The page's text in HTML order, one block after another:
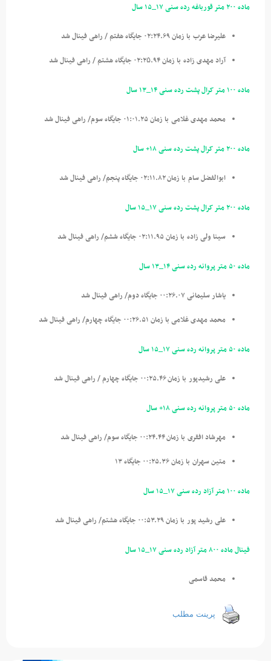
ماده ۲۰۰ متر قورباغه رده سنی ۱۷_۱۵ سال
علیرضا عرب با زمان ۰۲:۲۴.۶۹ جایگاه هفتم / راهی فینال شد
آراد مهدی زاده با زمان ۰۲:۲ ۵.۹۴ جایگاه هشتم / راهی فینال شد
ماده ۱۰۰ متر کرال پشت رده سنی ۱۴_۱۳ سال
محمد مهدی غلامی با زمان ۰۱:۰۱.۲۵ جایگاه سوم/ راهی فینال شد
ماده ۲۰۰ متر کرال پشت رده سنی ۱۸+ سال
ابوالفضل سام با زمان ۰۲:۱۱.۸۲ جایگاه پنجم/ راهی فینال شد
ماده ۲۰۰ متر کرال پشت رده سنی ۱۷_۱۵ سال
سینا ولی زاده با زمان ۰۲:۱۱.۹۵ جایگاه ششم/ راهی فینال شد
ماده ۵۰ متر پروانه رده سنی ۱۴_۱۳ سال
یاشار سلیمانی ۰۰:۲۶.۰۷ جایگاه دوم/ راهی فینال شد
محمد مهدی غلامی با زمان ۰۰:۲۶.۵۱ جایگاه چهارم/ راهی فینال شد
ماده ۵۰ متر پروانه رده سنی ۱۷_۱۵ سال
علی رشیدپور با زمان ۰۰:۲۵.۴۶ جایگاه چهارم / راهی فینال شد
ماده ۵۰ متر پروانه رده سنی ۱۸+ سال
مهرشاد افقری با زمان ۰۰:۲۴.۴۴ جایگاه سوم/ راهی فینال شد
متین سهران با زمان ۰۰:۲۵.۳۶ جایگاه ۱۳
ماده ۱۰۰ متر آزاد رده سنی ۱۷_۱۵ سال
علی رشید پور با زمان ۰۰:۵۳.۲۹ جایگاه هشتم/ راهی فینال شد
فینال ماده ۸۰۰ متر آزاد رده سنی ۱۷_۱۵ سال
محمد قاسمی
پرینت مطلب